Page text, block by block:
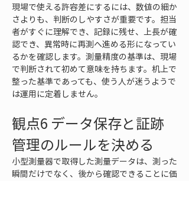
現場で使える許容差にするには、数値の細か
さよりも、判断のしやすさが重要です。担当
者がすぐに理解でき、記録に残せ、上長が確
認でき、異常時に再測へ進める形になってい
るかを確認します。測量精度の基準は、現場
で判断されて初めて意味を持ちます。机上で
整った基準であっても、使う人が迷うようで
は運用に定着しません。
観点6 データ保存と証跡
管理のルールを決める
小型測量器で取得した測量データは、測った
瞬間だけでなく、後から確認できることに価